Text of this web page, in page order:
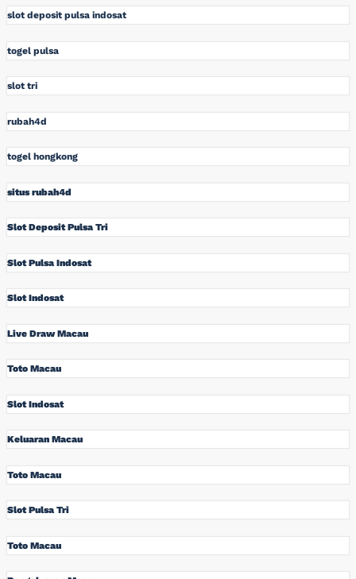
slot deposit pulsa indosat
togel pulsa
slot tri
rubah4d
togel hongkong
situs rubah4d
Slot Deposit Pulsa Tri
Slot Pulsa Indosat
Slot Indosat
Live Draw Macau
Toto Macau
Slot Indosat
Keluaran Macau
Toto Macau
Slot Pulsa Tri
Toto Macau